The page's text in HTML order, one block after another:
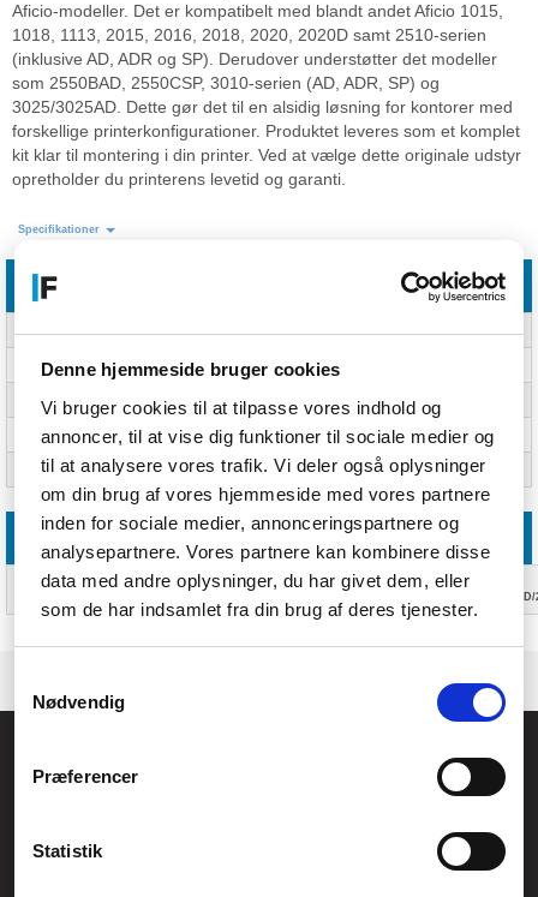
Denne hjemmeside bruger cookies
Vi bruger cookies til at tilpasse vores indhold og
annoncer, til at vise dig funktioner til sociale medier og
til at analysere vores trafik. Vi deler også oplysninger
om din brug af vores hjemmeside med vores partnere
inden for sociale medier, annonceringspartnere og
analysepartnere. Vores partnere kan kombinere disse
data med andre oplysninger, du har givet dem, eller
som de har indsamlet fra din brug af deres tjenester.
Nødvendig
Præferencer
Statistik
Aficio-modeller. Det er kompatibelt med blandt andet Aficio 1015,
1018, 1113, 2015, 2016, 2018, 2020, 2020D samt 2510-serien
(inklusive AD, ADR og SP). Derudover understøtter det modeller
som 2550BAD, 2550CSP, 3010-serien (AD, ADR, SP) og
3025/3025AD. Dette gør det til en alsidig løsning for kontorer med
forskellige printerkonfigurationer. Produktet leveres som et komplet
kit klar til montering i din printer. Ved at vælge dette originale udstyr
opretholder du printerens levetid og garanti.
Specifikationer
Funktioner
Original
Side kapacitet 60000 Sider
Patron retur og genbrug Ja
Produktfarve Sort
Andre funktioner
Tekniske
Aficio
1015/1018/1113/2015/2016/2018/2020/2020D/2510/2510AD/2510ADR/2510SP/
CVR.: 26208637
Generelle henvendelser: